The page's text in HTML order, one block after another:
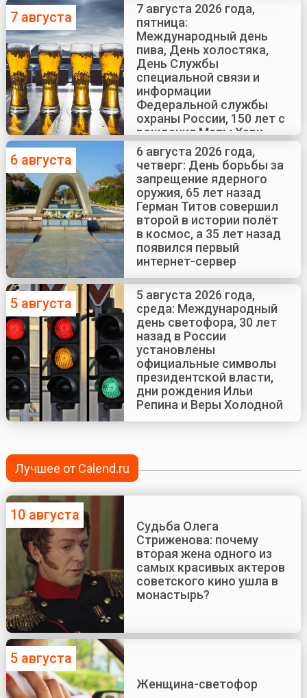
7 августа
7 августа 2026 года,
пятница:
Международный день
пива, День холостяка,
День Службы
специальной связи и
информации
Федеральной службы
охраны России, 150 лет с
рождения Маты Хари
6 августа
6 августа 2026 года,
четверг: День борьбы за
запрещение ядерного
оружия, 65 лет назад
Герман Титов совершил
второй в истории полёт
в космос, а 35 лет назад
появился первый
интернет-сервер
5 августа
5 августа 2026 года,
среда: Международный
день светофора, 30 лет
назад в России
установлены
официальные символы
президентской власти,
дни рождения Ильи
Репина и Веры Холодной
Лучшее от Calend.ru
10 августа
Судьба Олега
Стриженова: почему
вторая жена одного из
самых красивых актеров
советского кино ушла в
монастырь?
5 августа
Женщина-светофор